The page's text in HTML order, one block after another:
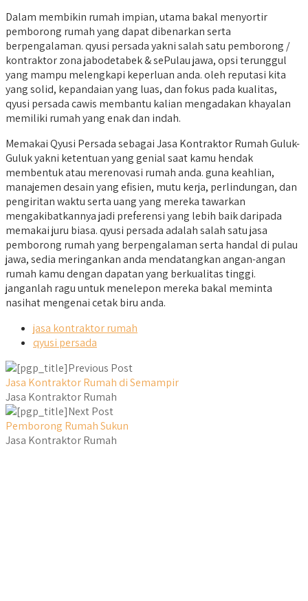
Dalam membikin rumah impian, utama bakal menyortir
pemborong rumah yang dapat dibenarkan serta
berpengalaman. qyusi persada yakni salah satu pemborong /
kontraktor zona jabodetabek & sePulau jawa, opsi terunggul
yang mampu melengkapi keperluan anda. oleh reputasi kita
yang solid, kepandaian yang luas, dan fokus pada kualitas,
qyusi persada cawis membantu kalian mengadakan khayalan
memiliki rumah yang enak dan indah.
Memakai Qyusi Persada sebagai Jasa Kontraktor Rumah Guluk-
Guluk yakni ketentuan yang genial saat kamu hendak
membentuk atau merenovasi rumah anda. guna keahlian,
manajemen desain yang efisien, mutu kerja, perlindungan, dan
pengiritan waktu serta uang yang mereka tawarkan
mengakibatkannya jadi preferensi yang lebih baik daripada
memakai juru biasa. qyusi persada adalah salah satu jasa
pemborong rumah yang berpengalaman serta handal di pulau
jawa, sedia meringankan anda mendatangkan angan-angan
rumah kamu dengan dapatan yang berkualitas tinggi.
janganlah ragu untuk menelepon mereka bakal meminta
nasihat mengenai cetak biru anda.
jasa kontraktor rumah
qyusi persada
Previous Post
Jasa Kontraktor Rumah di Semampir
Jasa Kontraktor Rumah
Next Post
Pemborong Rumah Sukun
Jasa Kontraktor Rumah